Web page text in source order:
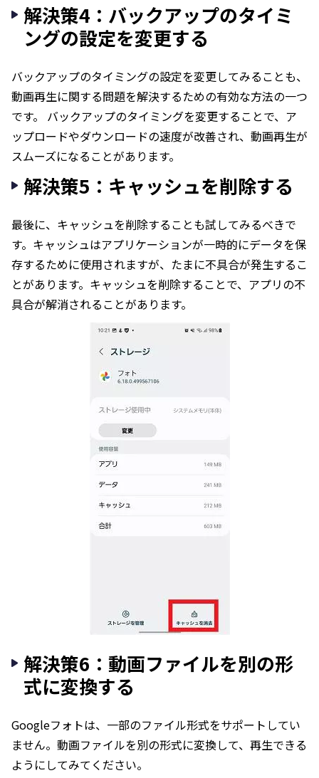
解決策4：バックアップのタイミ
ングの設定を変更する
バックアップのタイミングの設定を変更してみることも、
動画再生に関する問題を解決するための有効な方法の一つ
です。 バックアップのタイミングを変更することで、ア
ップロードやダウンロードの速度が改善され、動画再生が
スムーズになることがあります。
解決策5：キャッシュを削除する
最後に、キャッシュを削除することも試してみるべきで
す。キャッシュはアプリケーションが一時的にデータを保
存するために使用されますが、たまに不具合が発生するこ
とがあります。キャッシュを削除することで、アプリの不
具合が解消されることがあります。
解決策6：動画ファイルを別の形
式に変換する
Googleフォトは、一部のファイル形式をサポートしてい
ません。動画ファイルを別の形式に変換して、再生できる
ようにしてみてください。